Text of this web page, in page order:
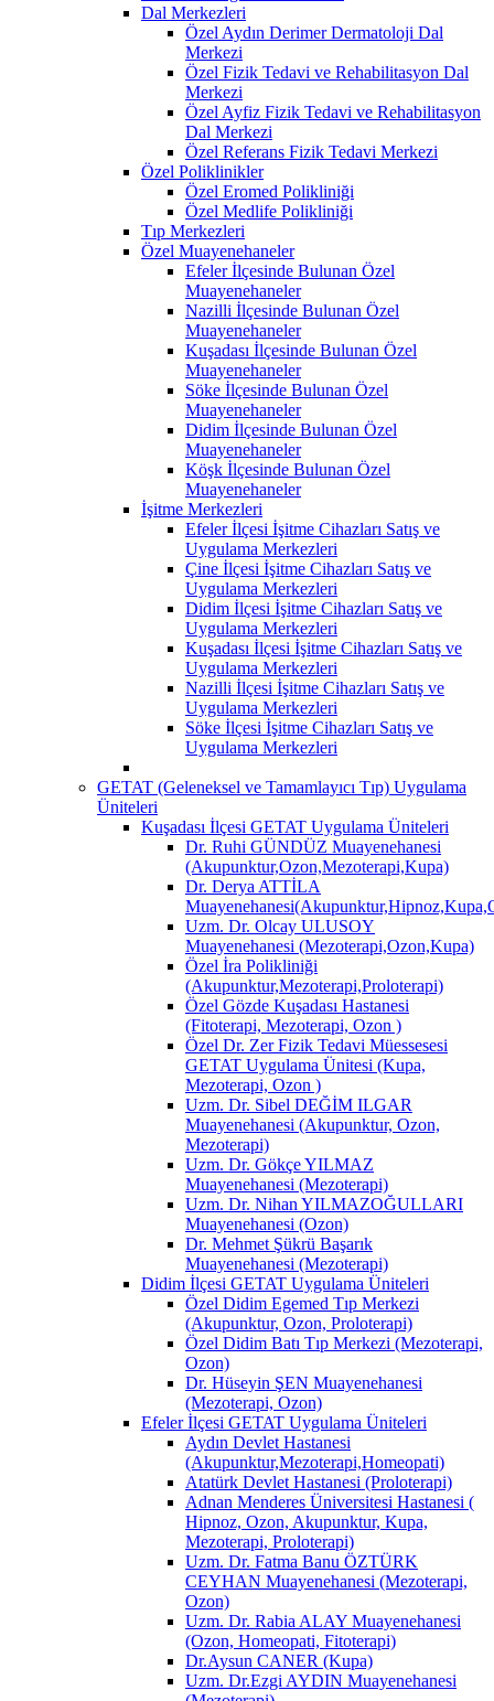
Dal Merkezleri
Özel Aydın Derimer Dermatoloji Dal
Merkezi
Özel Fizik Tedavi ve Rehabilitasyon Dal
Merkezi
Özel Ayfiz Fizik Tedavi ve Rehabilitasyon
Dal Merkezi
Özel Referans Fizik Tedavi Merkezi
Özel Poliklinikler
Özel Eromed Polikliniği
Özel Medlife Polikliniği
Tıp Merkezleri
Özel Muayenehaneler
Efeler İlçesinde Bulunan Özel
Muayenehaneler
Nazilli İlçesinde Bulunan Özel
Muayenehaneler
Kuşadası İlçesinde Bulunan Özel
Muayenehaneler
Söke İlçesinde Bulunan Özel
Muayenehaneler
Didim İlçesinde Bulunan Özel
Muayenehaneler
Köşk İlçesinde Bulunan Özel
Muayenehaneler
İşitme Merkezleri
Efeler İlçesi İşitme Cihazları Satış ve
Uygulama Merkezleri
Çine İlçesi İşitme Cihazları Satış ve
Uygulama Merkezleri
Didim İlçesi İşitme Cihazları Satış ve
Uygulama Merkezleri
Kuşadası İlçesi İşitme Cihazları Satış ve
Uygulama Merkezleri
Nazilli İlçesi İşitme Cihazları Satış ve
Uygulama Merkezleri
Söke İlçesi İşitme Cihazları Satış ve
Uygulama Merkezleri
GETAT (Geleneksel ve Tamamlayıcı Tıp) Uygulama
Üniteleri
Kuşadası İlçesi GETAT Uygulama Üniteleri
Dr. Ruhi GÜNDÜZ Muayenehanesi
(Akupunktur,Ozon,Mezoterapi,Kupa)
Dr. Derya ATTİLA
Uzm. Dr. Olcay ULUSOY
Muayenehanesi (Mezoterapi,Ozon,Kupa)
Özel İra Polikliniği
(Akupunktur,Mezoterapi,Proloterapi)
Özel Gözde Kuşadası Hastanesi
(Fitoterapi, Mezoterapi, Ozon )
Özel Dr. Zer Fizik Tedavi Müessesesi
GETAT Uygulama Ünitesi (Kupa,
Mezoterapi, Ozon )
Uzm. Dr. Sibel DEĞİM ILGAR
Muayenehanesi (Akupunktur, Ozon,
Mezoterapi)
Uzm. Dr. Gökçe YILMAZ
Muayenehanesi (Mezoterapi)
Uzm. Dr. Nihan YILMAZOĞULLARI
Muayenehanesi (Ozon)
Dr. Mehmet Şükrü Başarık
Muayenehanesi (Mezoterapi)
Didim İlçesi GETAT Uygulama Üniteleri
Özel Didim Egemed Tıp Merkezi
(Akupunktur, Ozon, Proloterapi)
Özel Didim Batı Tıp Merkezi (Mezoterapi,
Ozon)
Dr. Hüseyin ŞEN Muayenehanesi
(Mezoterapi, Ozon)
Efeler İlçesi GETAT Uygulama Üniteleri
Aydın Devlet Hastanesi
(Akupunktur,Mezoterapi,Homeopati)
Atatürk Devlet Hastanesi (Proloterapi)
Adnan Menderes Üniversitesi Hastanesi (
Hipnoz, Ozon, Akupunktur, Kupa,
Mezoterapi, Proloterapi)
Uzm. Dr. Fatma Banu ÖZTÜRK
CEYHAN Muayenehanesi (Mezoterapi,
Ozon)
Uzm. Dr. Rabia ALAY Muayenehanesi
(Ozon, Homeopati, Fitoterapi)
Dr.Aysun CANER (Kupa)
Uzm. Dr.Ezgi AYDIN Muayenehanesi